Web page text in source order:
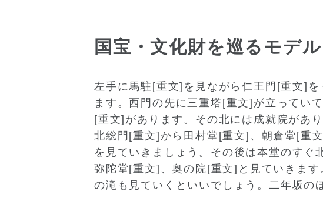
国宝・文化財を巡るモデ
左手に馬駐[重文]を見ながら仁王門[重文]
ます。西門の先に三重塔[重文]が立ってい
[重文]があります。その北には成就院があ
北総門[重文]から田村堂[重文]、朝倉堂[重
を見ていきましょう。その後は本堂のす
弥陀堂[重文]、奥の院[重文]と見ていきま
の滝も見ていくといいでしょう。二年坂の